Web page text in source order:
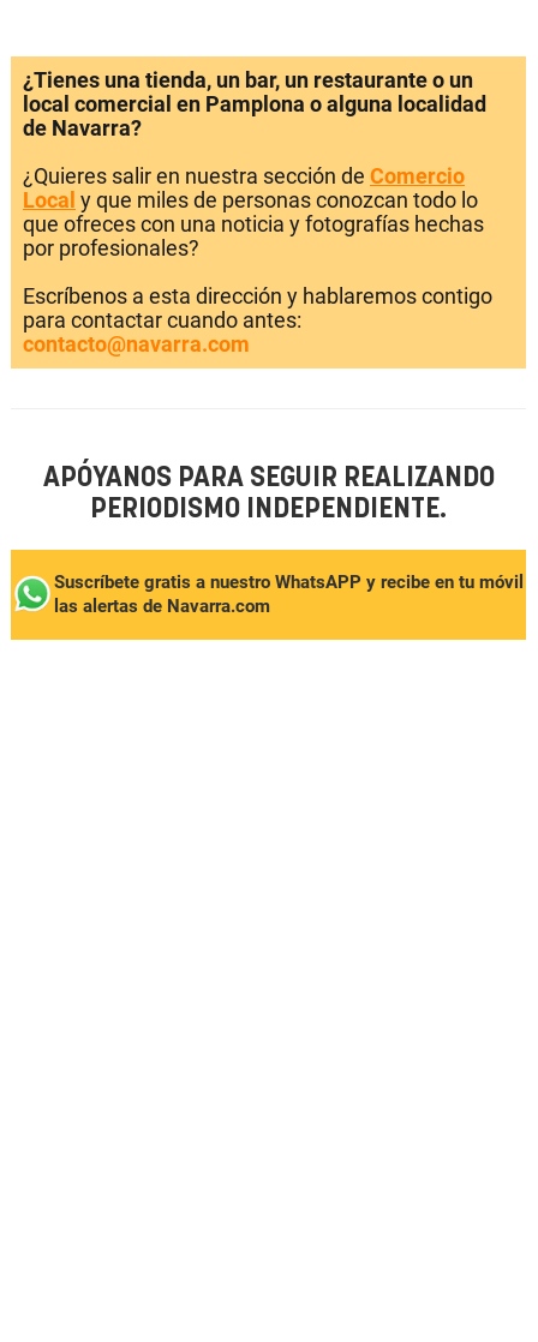
¿Tienes una tienda, un bar, un restaurante o un
local comercial en Pamplona o alguna localidad
de Navarra?
¿Quieres salir en nuestra sección de Comercio
Local y que miles de personas conozcan todo lo
que ofreces con una noticia y fotografías hechas
por profesionales?
Escríbenos a esta dirección y hablaremos contigo
para contactar cuando antes:
contacto@navarra.com
APÓYANOS PARA SEGUIR REALIZANDO
PERIODISMO INDEPENDIENTE.
Suscríbete gratis a nuestro WhatsAPP y recibe en tu móvil
las alertas de Navarra.com